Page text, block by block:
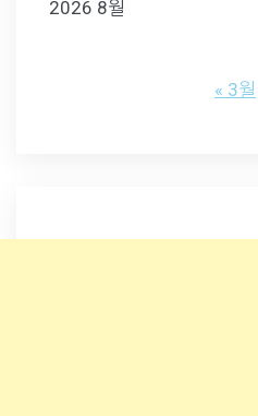
2026 8월
« 3월